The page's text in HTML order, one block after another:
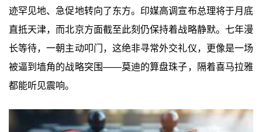
迹罕见地、急促地转向了东方。印媒高调宣布总理将于月底
直抵天津，而北京方面截至此刻仍保持着战略静默。七年漫
长等待，一朝主动叩门，这绝非寻常外交礼仪，更像是一场
被逼到墙角的战略突围——莫迪的算盘珠子，隔着喜马拉雅
都能听见震响。